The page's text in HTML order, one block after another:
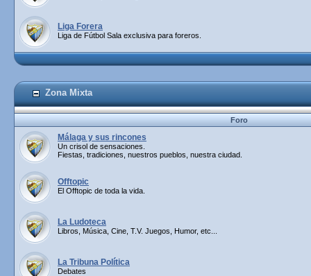
Liga Forera
Liga de Fútbol Sala exclusiva para foreros.
Zona Mixta
Foro
Málaga y sus rincones
Un crisol de sensaciones.
Fiestas, tradiciones, nuestros pueblos, nuestra ciudad.
Offtopic
El Offtopic de toda la vida.
La Ludoteca
Libros, Música, Cine, T.V. Juegos, Humor, etc...
La Tribuna Política
Debates